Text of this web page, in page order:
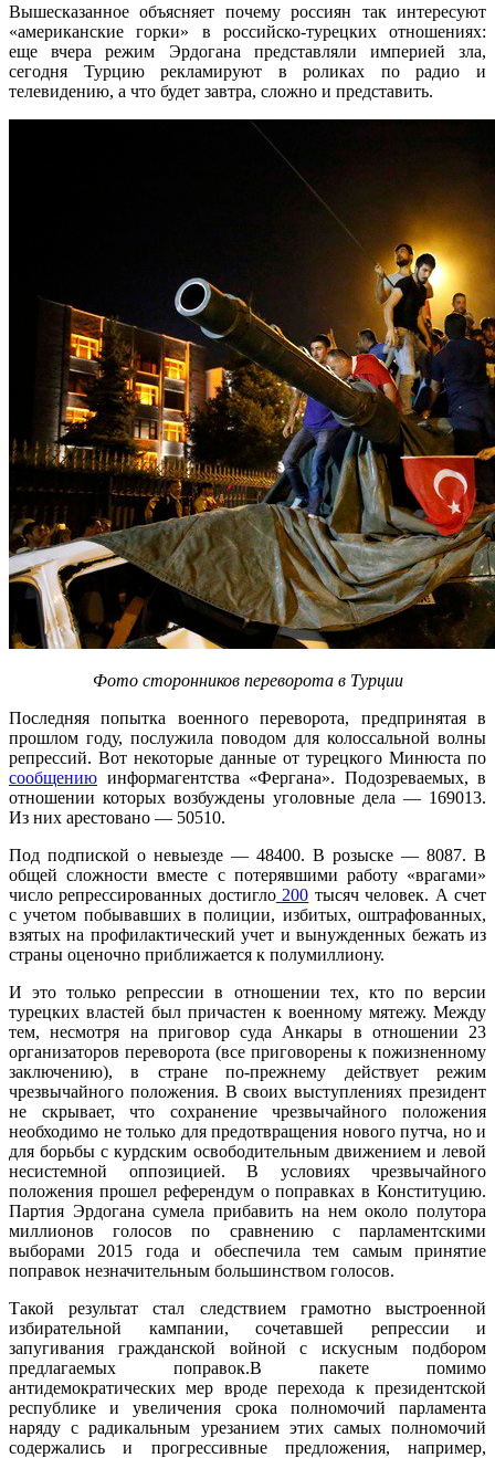
Вышесказанное объясняет почему россиян так интересуют
«американские горки» в российско-турецких отношениях:
еще вчера режим Эрдогана представляли империей зла,
сегодня Турцию рекламируют в роликах по радио и
телевидению, а что будет завтра, сложно и представить.
Фото сторонников переворота в Турции
Последняя попытка военного переворота, предпринятая в
прошлом году, послужила поводом для колоссальной волны
репрессий. Вот некоторые данные от турецкого Минюста по
сообщению информагентства «Фергана». Подозреваемых, в
отношении которых возбуждены уголовные дела — 169013.
Из них арестовано — 50510.
Под подпиской о невыезде — 48400. В розыске — 8087. В
общей сложности вместе с потерявшими работу «врагами»
число репрессированных достигло200 тысяч человек. А счет
с учетом побывавших в полиции, избитых, оштрафованных,
взятых на профилактический учет и вынужденных бежать из
страны оценочно приближается к полумиллиону.
И это только репрессии в отношении тех, кто по версии
турецких властей был причастен к военному мятежу. Между
тем, несмотря на приговор суда Анкары в отношении 23
организаторов переворота (все приговорены к пожизненному
заключению), в стране по-прежнему действует режим
чрезвычайного положения. В своих выступлениях президент
не скрывает, что сохранение чрезвычайного положения
необходимо не только для предотвращения нового путча, но и
для борьбы с курдским освободительным движением и левой
несистемной оппозицией. В условиях чрезвычайного
положения прошел референдум о поправках в Конституцию.
Партия Эрдогана сумела прибавить на нем около полутора
миллионов голосов по сравнению с парламентскими
выборами 2015 года и обеспечила тем самым принятие
поправок незначительным большинством голосов.
Такой результат стал следствием грамотно выстроенной
избирательной кампании, сочетавшей репрессии и
запугивания гражданской войной с искусным подбором
предлагаемых поправок.В пакете помимо
антидемократических мер вроде перехода к президентской
республике и увеличения срока полномочий парламента
наряду с радикальным урезанием этих самых полномочий
содержались и прогрессивные предложения, например,